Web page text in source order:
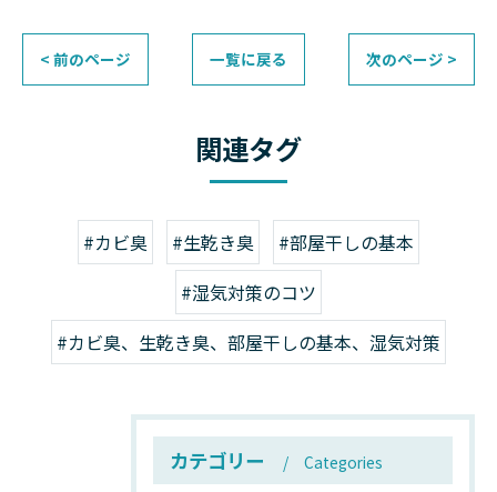
< 前のページ 一覧に戻る 次のページ >
関連タグ
#カビ臭 #生乾き臭
#部屋干しの基本
#湿気対策のコツ
#カビ臭、生乾き臭、部屋干しの基本、湿気対策
カテゴリー Categories